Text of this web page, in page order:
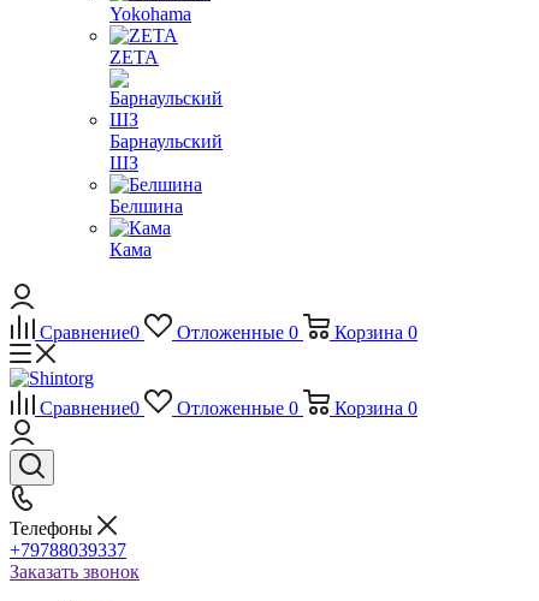
Yokohama
ZETA
Барнаульский
ШЗ
Белшина
Кама
Сравнение0 Отложенные 0 Корзина 0
Сравнение0 Отложенные 0 Корзина 0
Телефоны
+79788039337
Заказать звонок